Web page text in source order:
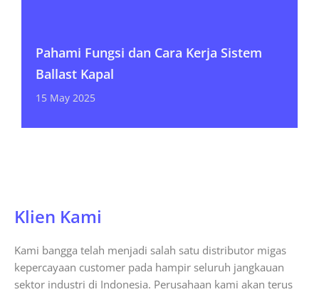
Pahami Fungsi dan Cara Kerja Sistem
Ballast Kapal
15 May 2025
Klien Kami
Kami bangga telah menjadi salah satu distributor migas
kepercayaan customer pada hampir seluruh jangkauan
sektor industri di Indonesia. Perusahaan kami akan terus